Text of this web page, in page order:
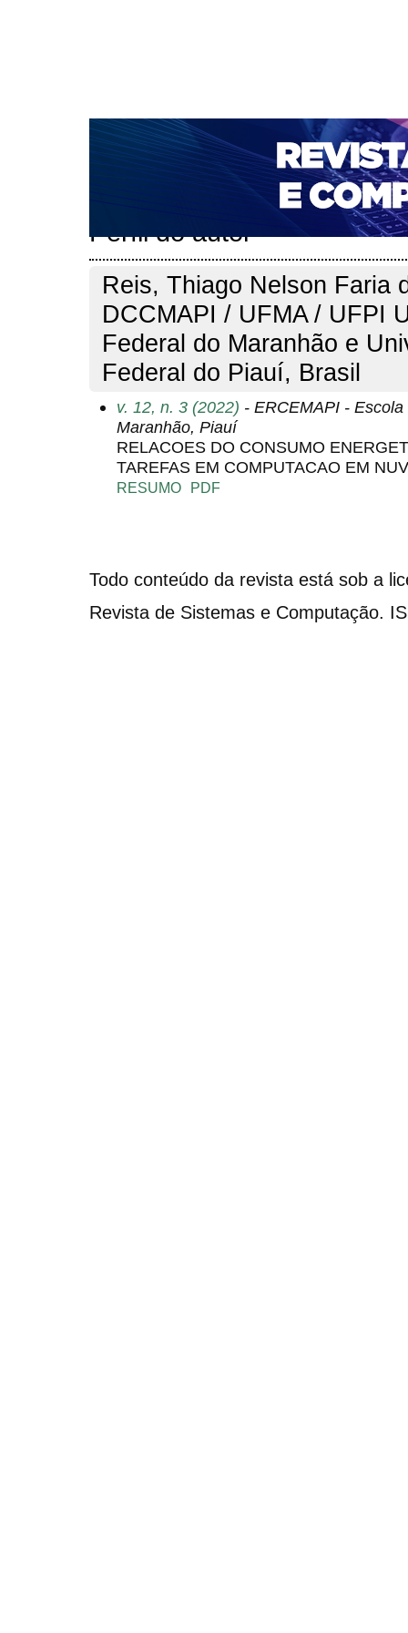
CAPA SOBRE ACESSO CADASTRO
NOTÍCIAS
PORTAL DE REVISTAS DA UNIFACS
PARA AVALIADORES
NOVA SUBMISSÃO
Perfil do autor
Reis, Thiago Nelson Faria
DCCMAPI / UFMA / UFPI
Federal do Maranhão e
Federal do Piauí, Brasil
v. 12, n. 3 (2022) - ERCEMAPI -
Maranhão, Piauí
RELACOES DO CONSUMO
TAREFAS EM COMPUTACAO EM
RESUMO PDF
Todo conteúdo da revista está sob a
Revista de Sistemas e Computação.